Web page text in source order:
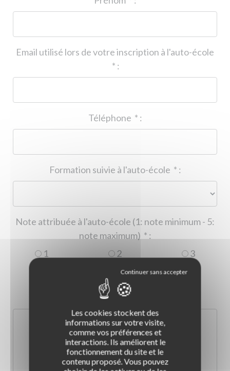
Email utilisé lors de votre inscription à l'auto-école
* :
* :
* :
Note attribuée à l'auto-école (1: note minimum - 5:
* :
1
2
3
5
Les cookies stockent des
informations sur votre visite,
comme vos préférences et
interactions. Ils améliorent le
fonctionnement du site et le
contenu proposé. Vous pouvez